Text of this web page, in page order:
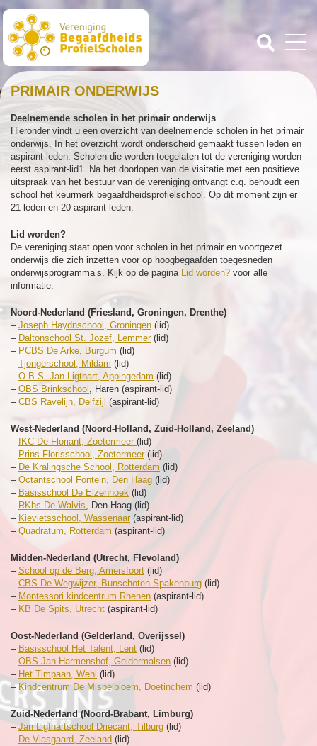
PRIMAIR ONDERWIJS
Deelnemende scholen in het primair onderwijs
Hieronder vindt u een overzicht van deelnemende scholen in het primair
onderwijs. In het overzicht wordt onderscheid gemaakt tussen leden en
aspirant-leden. Scholen die worden toegelaten tot de vereniging worden
eerst aspirant-lid1. Na het doorlopen van de visitatie met een positieve
uitspraak van het bestuur van de vereniging ontvangt c.q. behoudt een
school het keurmerk begaafdheidsprofielschool. Op dit moment zijn er
21 leden en 20 aspirant-leden.
Lid worden?
De vereniging staat open voor scholen in het primair en voortgezet
onderwijs die zich inzetten voor op hoogbegaafden toegesneden
onderwijsprogramma’s. Kijk op de pagina Lid worden? voor alle
informatie.
Noord-Nederland (Friesland, Groningen, Drenthe)
– Joseph Haydnschool, Groningen (lid)
– Daltonschool St. Jozef, Lemmer(lid)
– PCBS De Arke, Burgum (lid)
– Tjongerschool, Mildam (lid)
– O.B.S. Jan Ligthart, Appingedam (lid)
– OBS Brinkschool , Haren (aspirant-lid)
– CBS Ravelijn, Delfzijl (aspirant-lid)
West-Nederland (Noord-Holland, Zuid-Holland, Zeeland)
– IKC De Floriant, Zoetermeer (lid)
– Prins Florisschool, Zoetermeer (lid)
– De Kralingsche School, Rotterdam (lid)
– Octantschool Fontein, Den Haag (lid)
– Basisschool De Elzenhoek (lid)
– RKbs De Walvis, Den Haag (lid)
– Kievietsschool, Wassenaar(aspirant-lid)
– Quadratum, Rotterdam (aspirant-lid)
Midden-Nederland (Utrecht, Flevoland)
– School op de Berg, Amersfoort (lid)
– CBS De Wegwijzer, Bunschoten-Spakenburg (lid)
– Montessori kindcentrum Rhenen (aspirant-lid)
– KB De Spits, Utrecht (aspirant-lid)
Oost-Nederland (Gelderland, Overijssel)
– Basisschool Het Talent, Lent (lid)
– OBS Jan Harmenshof, Geldermalsen (lid)
– Het Timpaan, Wehl (lid)
–Kindcentrum De Mispelbloem, Doetinchem (lid)
Zuid-Nederland (Noord-Brabant, Limburg)
–Jan Ligthartschool Driecant, Tilburg (lid)
– De Vlasgaard, Zeeland (lid)